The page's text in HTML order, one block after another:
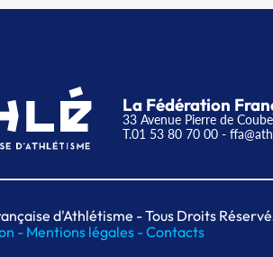
La Fédération
33 Avenue Pierre de
T.01 53 80 70 00 -
d'Athlétisme - Tous Droits
-Mentions légales -Contacts